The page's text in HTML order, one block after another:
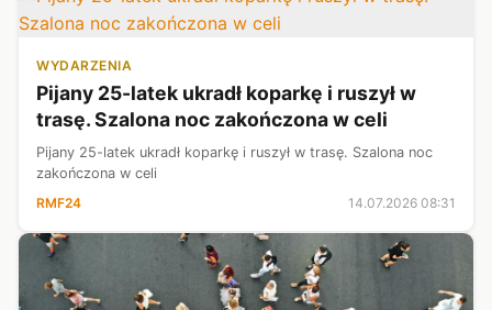
WYDARZENIA
Pijany 25-latek ukradł koparkę i ruszył w
trasę. Szalona noc zakończona w celi
Pijany 25-latek ukradł koparkę i ruszył w trasę. Szalona noc
zakończona w celi
RMF24
14.07.2026 08:31